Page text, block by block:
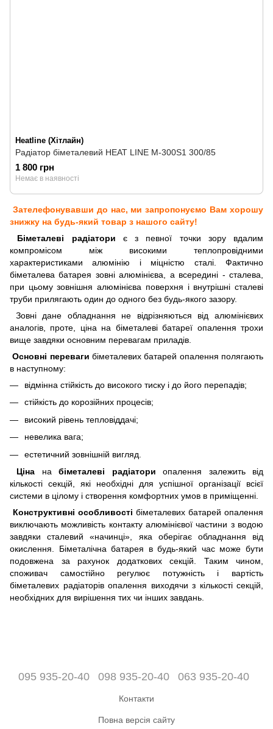
Heatline (Хітлайн)
Радіатор біметалевий HEAT LINE М-300S1 300/85
1 800 грн
Немає в наявності
Зателефонувавши до нас, ми запропонуємо Вам хорошу
знижку на будь-який товар з нашого сайту!
Біметалеві радіатори є з певної точки зору вдалим
компромісом між високими теплопровідними
характеристиками алюмінію і міцністю сталі. Фактично
біметалева батарея зовні алюмінієва, а всередині - сталева,
при цьому зовнішня алюмінієва поверхня і внутрішні сталеві
труби прилягають один до одного без будь-якого зазору.
Зовні дане обладнання не відрізняються від алюмінієвих
аналогів, проте, ціна на біметалеві батареї опалення трохи
вище завдяки основним перевагам приладів.
Основні переваги біметалевих батарей опалення полягають
в наступному:
відмінна стійкість до високого тиску і до його перепадів;
стійкість до корозійних процесів;
високий рівень тепловіддачі;
невелика вага;
естетичний зовнішній вигляд.
Ціна набіметалеві радіатори опалення залежить від
кількості секцій, які необхідні для успішної організації всієї
системи в цілому і створення комфортних умов в приміщенні.
Конструктивні особливості біметалевих батарей опалення
виключають можливість контакту алюмінієвої частини з водою
завдяки сталевий «начинці», яка оберігає обладнання від
окислення. Біметалічна батарея в будь-який час може бути
подовжена за рахунок додаткових секцій. Таким чином,
споживач самостійно регулює потужність і вартість
біметалевих радіаторів опалення виходячи з кількості секцій,
необхідних для вирішення тих чи інших завдань.
095 935-20-40 098 935-20-40 063 935-20-40
Контакти
Повна версія сайту